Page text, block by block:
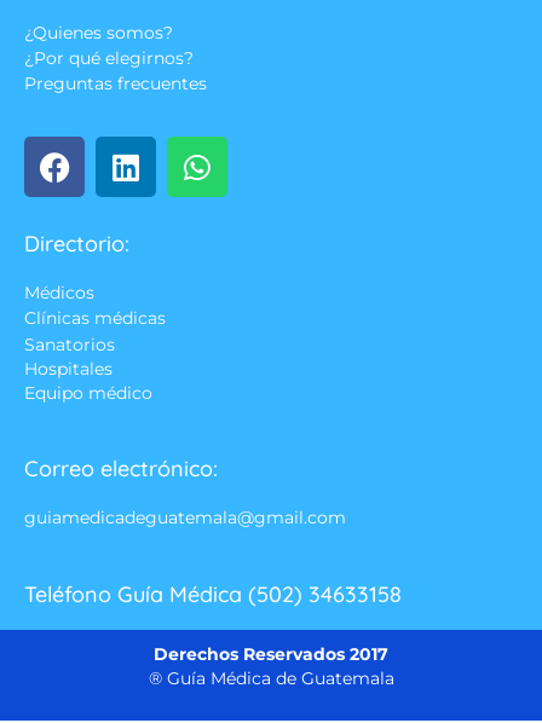
¿Quienes somos?
¿Por qué elegirnos?
Preguntas frecuentes
Directorio:
Médicos
Clínicas médicas
Sanatorios
Hospitales
Equipo médico
Correo electrónico:
guiamedicadeguatemala@gmail.com
Teléfono Guía Médica (502) 34633158
Derechos Reservados 2017
® Guía Médica de Guatemala